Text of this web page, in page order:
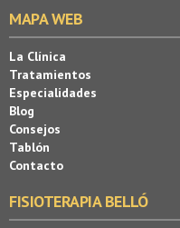
MAPA WEB
La Clínica
Tratamientos
Especialidades
Blog
Consejos
Tablón
Contacto
FISIOTERAPIA BELLÓ